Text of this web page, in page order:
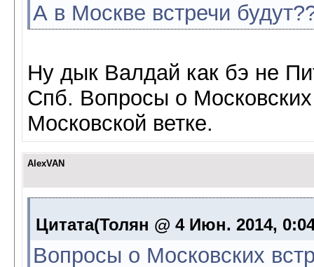
А в Москве встречи
Ну дык Валдай как бэ не
Спб. Вопросы о Московских
Московской ветке.
AlexVAN
Цитата(Толян @ 4 Июн. 2014,
Вопросы о Московских